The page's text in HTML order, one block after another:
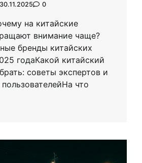
30.11.2025 0
на китайские
внимание чаще?
бренды китайских
годаКакой китайский
советы экспертов и
что